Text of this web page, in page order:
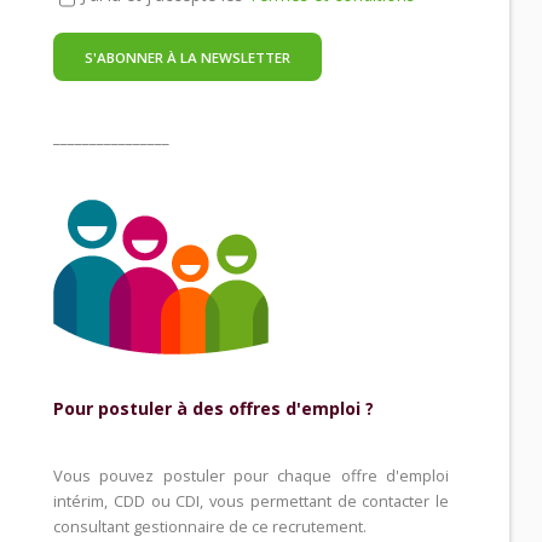
Pour postuler à des offres d'emploi ?
Vous pouvez postuler pour chaque offre d'emploi
intérim, CDD ou CDI, vous permettant de contacter le
consultant gestionnaire de ce recrutement.